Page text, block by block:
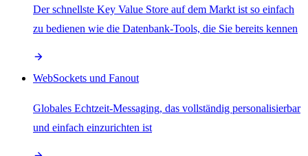
Der schnellste Key Value Store auf dem Markt ist so einfach
zu bedienen wie die Datenbank-Tools, die Sie bereits kennen
WebSockets und Fanout
Globales Echtzeit-Messaging, das vollständig personalisierbar
und einfach einzurichten ist